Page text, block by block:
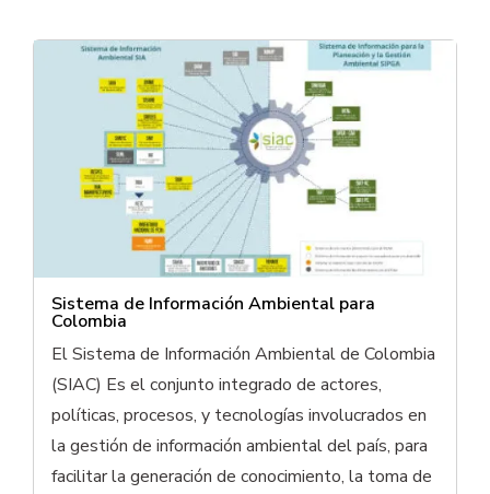
Sistema de Información Ambiental para
Colombia
El Sistema de Información Ambiental de Colombia
(SIAC) Es el conjunto integrado de actores,
políticas, procesos, y tecnologías involucrados en
la gestión de información ambiental del país, para
facilitar la generación de conocimiento, la toma de